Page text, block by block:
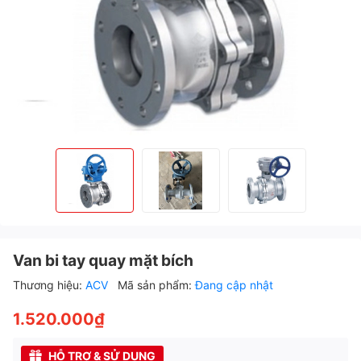
Van bi tay quay mặt bích
Thương hiệu: ACV Mã sản phẩm:Đang cập nhật
1.520.000₫
HỖ TRỢ & SỬ DỤNG